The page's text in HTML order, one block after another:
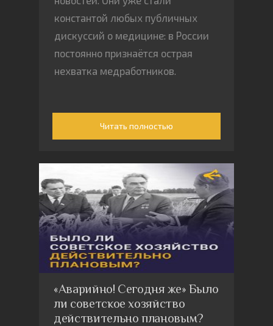
константой любых публичных
дискуссий о медицине: в России
постоянно признаётся острая
нехватка медработников.
Читать полностью
«Аварийно! Сегодня же» Было
ли советское хозяйство
действительно плановым?